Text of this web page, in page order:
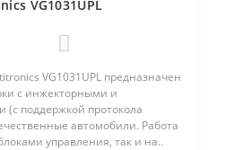
VG1031UPL
VG1031UPL предназначен
с инжекторными и
поддержкой протокола
автомобили. Работа
управления, так и на..